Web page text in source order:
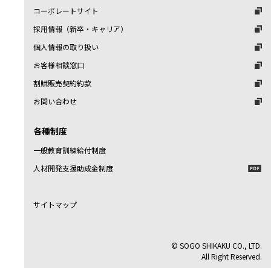
コーポレートサイト
採用情報（新卒・キャリア）
個人情報の取り扱い
お客様相談窓口
割賦販売契約約款
お問い合わせ
各種制度
一般教育訓練給付制度
人材開発支援助成金制度
サイトマップ
© SOGO SHIKAKU CO., LTD.
All Right Reserved.